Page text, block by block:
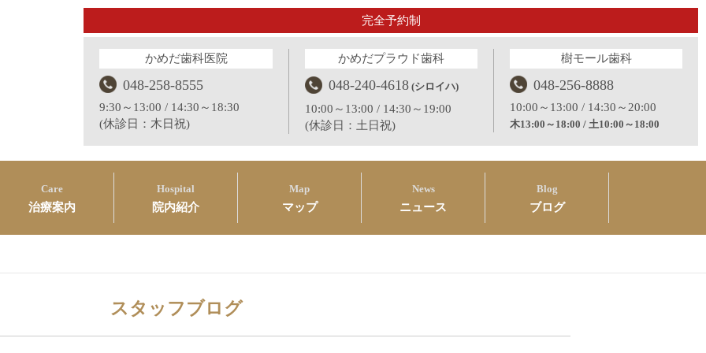
完全予約制
かめだ歯科医院
048-258-8555
9:30～13:00 / 14:30～18:30
(休診日：木日祝)
かめだプラウド歯科
048-240-4618 (シロイハ)
10:00～13:00 / 14:30～19:00
(休診日：土日祝)
樹モール歯科
048-256-8888
10:00～13:00 / 14:30～20:00
木13:00～18:00 / 土10:00～18:00
Care
治療案内
Hospital
院内紹介
Map
マップ
News
ニュース
Blog
ブログ
スタッフブログ